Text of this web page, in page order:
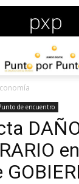
de encuentro